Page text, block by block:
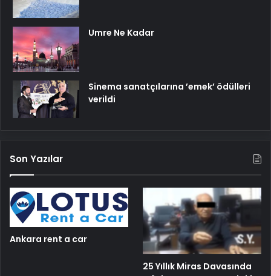
Umre Ne Kadar
Sinema sanatçılarına ’emek’ ödülleri
verildi
Son Yazılar
Ankara rent a car
25 Yıllık Miras Davasında